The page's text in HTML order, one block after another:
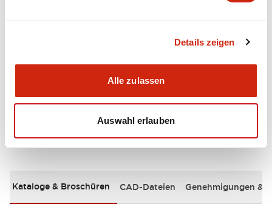
Details zeigen
Alle zulassen
Auswahl erlauben
Dokumente und Dateien
Kataloge & Broschüren CAD-Dateien Genehmigungen &